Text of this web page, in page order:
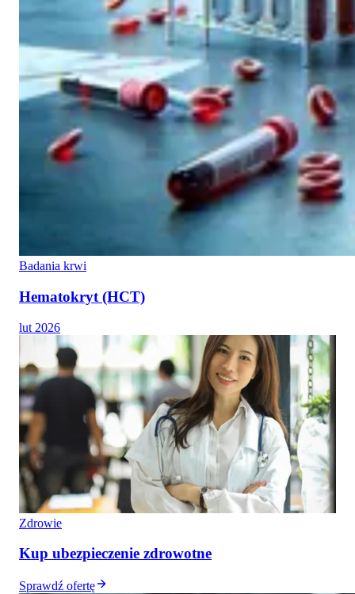
Badania krwi
Hematokryt (HCT)
lut 2026
Zdrowie
Kup ubezpieczenie zdrowotne
Sprawdź ofertę